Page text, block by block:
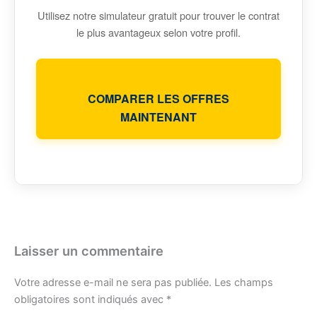
Utilisez notre simulateur gratuit pour trouver le contrat
le plus avantageux selon votre profil.
COMPARER LES OFFRES
MAINTENANT
Laisser un commentaire
Votre adresse e-mail ne sera pas publiée. Les champs
obligatoires sont indiqués avec *